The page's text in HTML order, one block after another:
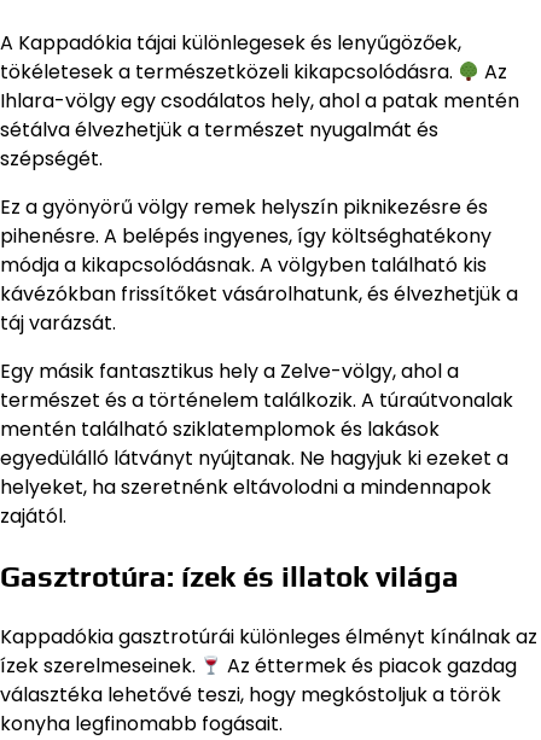
A Kappadókia tájai különlegesek és lenyűgözőek,
tökéletesek a természetközeli kikapcsolódásra.
Az
Ihlara-völgy egy csodálatos hely, ahol a patak mentén
sétálva élvezhetjük a természet nyugalmát és
szépségét.
Ez a gyönyörű völgy remek helyszín piknikezésre és
pihenésre. A belépés ingyenes, így költséghatékony
módja a kikapcsolódásnak. A völgyben található kis
kávézókban frissítőket vásárolhatunk, és élvezhetjük a
táj varázsát.
Egy másik fantasztikus hely a Zelve-völgy, ahol a
természet és a történelem találkozik. A túraútvonalak
mentén található sziklatemplomok és lakások
egyedülálló látványt nyújtanak. Ne hagyjuk ki ezeket a
helyeket, ha szeretnénk eltávolodni a mindennapok
zajától.
Gasztrotúra: ízek és illatok világa
Kappadókia gasztrotúrái különleges élményt kínálnak az
ízek szerelmeseinek.
Az éttermek és piacok gazdag
választéka lehetővé teszi, hogy megkóstoljuk a török
konyha legfinomabb fogásait.